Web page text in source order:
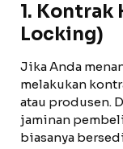
1. Kontrak
Locking)
Jika Anda
melakukan
atau produsen.
jaminan
biasanya